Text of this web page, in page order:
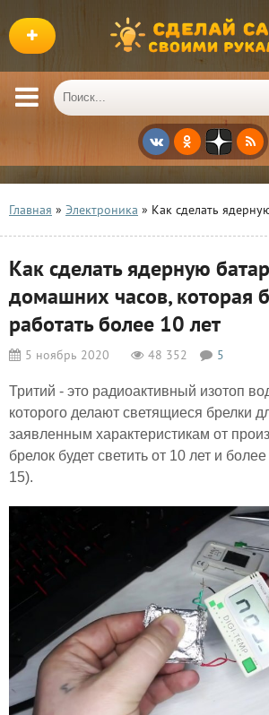
Главная » Электроника » Как сделать ядерную батарейку для
Как сделать ядерную
домашних часов, которая
работать более 10 лет
5 ноябрь 2020 48 352 5
Тритий - это радиоактивный изотоп
которого делают светящиеся брелки
заявленным характеристикам от
брелок будет светить от 10 лет и
15).